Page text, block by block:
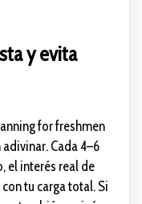
y evita
for freshmen
Cada 4–6
el interés real de
tu carga total. Si